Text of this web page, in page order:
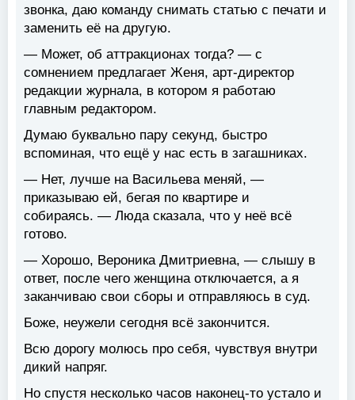
звонка, даю команду снимать статью с печати и
заменить её на другую.
— Может, об аттракционах тогда? — с
сомнением предлагает Женя, арт-директор
редакции журнала, в котором я работаю
главным редактором.
Думаю буквально пару секунд, быстро
вспоминая, что ещё у нас есть в загашниках.
— Нет, лучше на Васильева меняй, —
приказываю ей, бегая по квартире и
собираясь. — Люда сказала, что у неё всё
готово.
— Хорошо, Вероника Дмитриевна, — слышу в
ответ, после чего женщина отключается, а я
заканчиваю свои сборы и отправляюсь в суд.
Боже, неужели сегодня всё закончится.
Всю дорогу молюсь про себя, чувствуя внутри
дикий напряг.
Но спустя несколько часов наконец-то устало и